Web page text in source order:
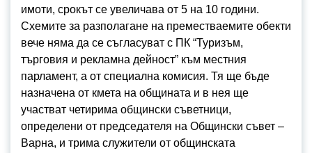
имоти, срокът се увеличава от 5 на 10 години.
Схемите за разполагане на преместваемите обекти
вече няма да се съгласуват с ПК “Туризъм,
търговия и рекламна дейност” към местния
парламент, а от специална комисия. Тя ще бъде
назначена от кмета на общината и в нея ще
участват четирима общински съветници,
определени от председателя на Общински съвет –
Варна, и трима служители от общинската